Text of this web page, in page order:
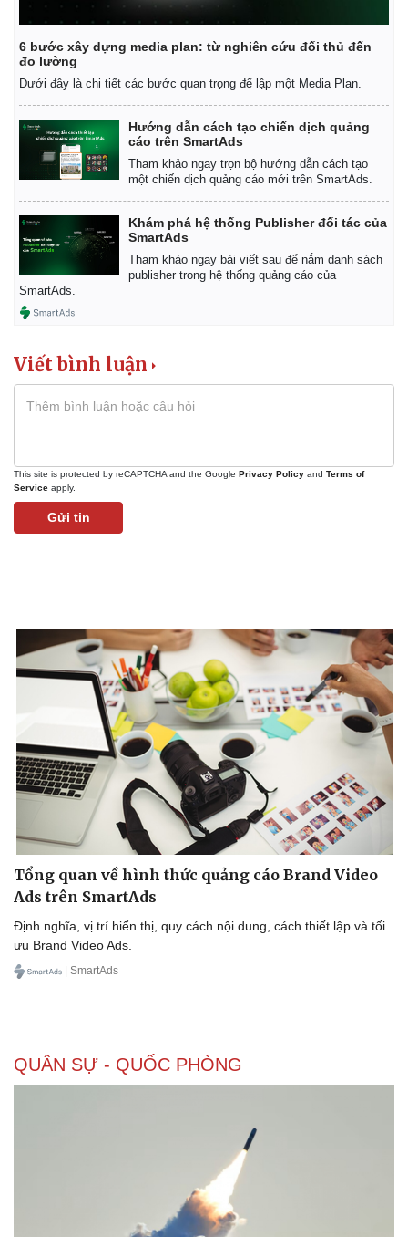
Thế giới
Quan sát
Cuộc sống đó đây
Multimedia
Ảnh
Infographic
Kinh tế
Giá cà phê
6 bước xây dựng media plan: từ nghiên cứu đối thủ đến
đo lường
Dưới đây là chi tiết các bước quan trọng để lập một Media Plan.
Hướng dẫn cách tạo chiến dịch quảng
cáo trên SmartAds
Tham khảo ngay trọn bộ hướng dẫn cách tạo
một chiến dịch quảng cáo mới trên SmartAds.
Khám phá hệ thống Publisher đối tác của
SmartAds
Tham khảo ngay bài viết sau để nắm danh sách
publisher trong hệ thống quảng cáo của
SmartAds.
Viết bình luận
This site is protected by reCAPTCHA and the Google Privacy Policy and Terms of
Service apply.
Gửi tin
Tổng quan về hình thức quảng cáo Brand Video
Ads trên SmartAds
Định nghĩa, vị trí hiển thị, quy cách nội dung, cách thiết lập và tối
ưu Brand Video Ads.
| SmartAds
QUÂN SỰ - QUỐC PHÒNG